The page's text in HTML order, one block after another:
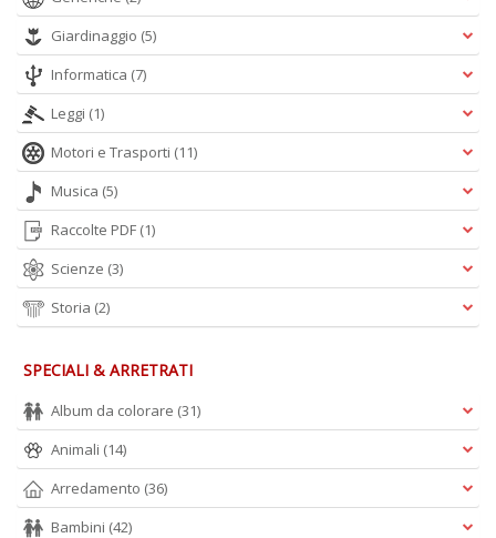
Giardinaggio (5)
Informatica (7)
Leggi (1)
Motori e Trasporti (11)
Musica (5)
Raccolte PDF (1)
Scienze (3)
Storia (2)
SPECIALI & ARRETRATI
Album da colorare (31)
Animali (14)
Arredamento (36)
Bambini (42)